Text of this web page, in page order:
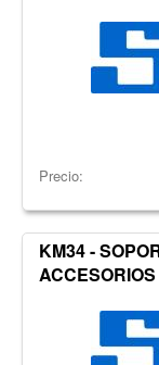
Precio:
KM34 -
ACCESORIOS